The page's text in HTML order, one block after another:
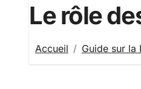
Le rôle
Accueil Guide sur la